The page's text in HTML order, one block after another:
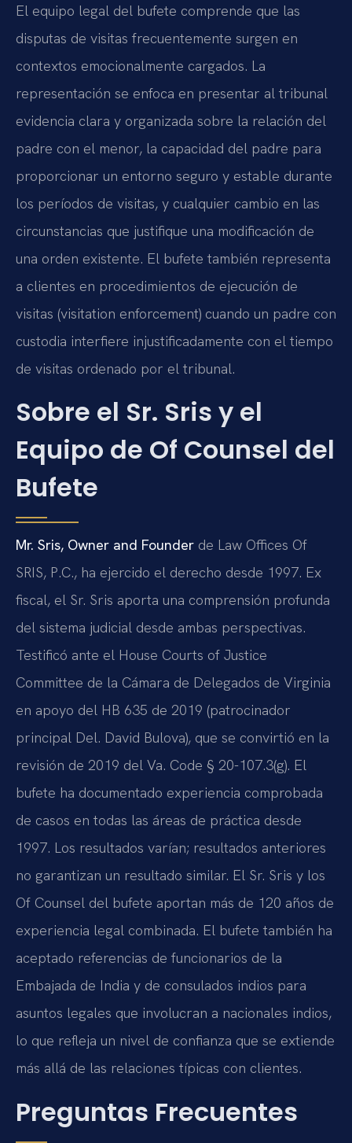
El equipo legal del bufete comprende que las
disputas de visitas frecuentemente surgen en
contextos emocionalmente cargados. La
representación se enfoca en presentar al tribunal
evidencia clara y organizada sobre la relación del
padre con el menor, la capacidad del padre para
proporcionar un entorno seguro y estable durante
los períodos de visitas, y cualquier cambio en las
circunstancias que justifique una modificación de
una orden existente. El bufete también representa
a clientes en procedimientos de ejecución de
visitas (visitation enforcement) cuando un padre con
custodia interfiere injustificadamente con el tiempo
de visitas ordenado por el tribunal.
Sobre el Sr. Sris y el
Equipo de Of Counsel del
Bufete
Mr. Sris, Owner and Founder de Law Offices Of
SRIS, P.C., ha ejercido el derecho desde 1997. Ex
fiscal, el Sr. Sris aporta una comprensión profunda
del sistema judicial desde ambas perspectivas.
Testificó ante el House Courts of Justice
Committee de la Cámara de Delegados de Virginia
en apoyo del HB 635 de 2019 (patrocinador
principal Del. David Bulova), que se convirtió en la
revisión de 2019 del Va. Code § 20-107.3(g). El
bufete ha documentado experiencia comprobada
de casos en todas las áreas de práctica desde
1997. Los resultados varían; resultados anteriores
no garantizan un resultado similar. El Sr. Sris y los
Of Counsel del bufete aportan más de 120 años de
experiencia legal combinada. El bufete también ha
aceptado referencias de funcionarios de la
Embajada de India y de consulados indios para
asuntos legales que involucran a nacionales indios,
lo que refleja un nivel de confianza que se extiende
más allá de las relaciones típicas con clientes.
Preguntas Frecuentes